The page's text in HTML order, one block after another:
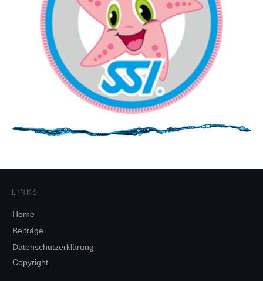
LINKS
Home
Beiträge
Datenschutzerklärung
Copyright